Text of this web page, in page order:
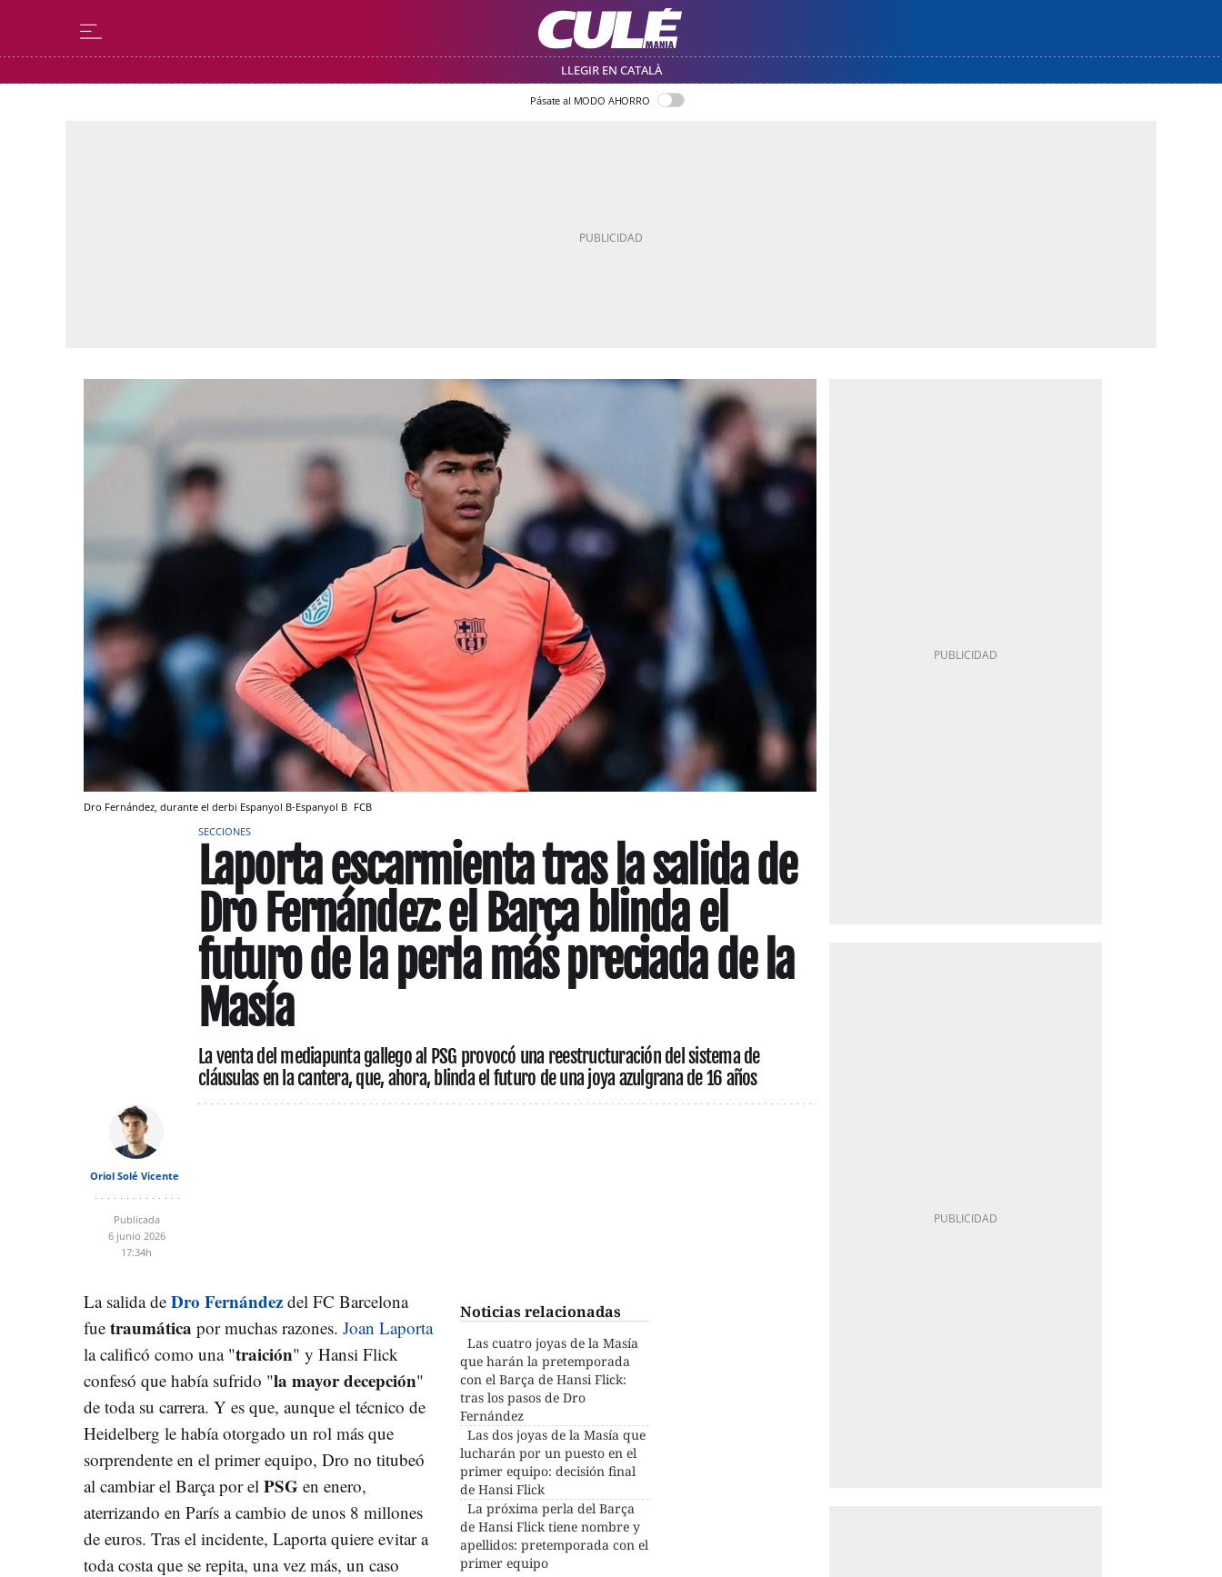
LLEGIR EN CATALÀ
Pásate al MODO AHORRO
Dro Fernández, durante el derbi Espanyol B-Espanyol B FCB
SECCIONES
Laporta escarmienta tras la salida de
Dro Fernández: el Barça blinda el
futuro de la perla más preciada de la
Masía
La venta del mediapunta gallego al PSG provocó una reestructuración del sistema de
cláusulas en la cantera, que, ahora, blinda el futuro de una joya azulgrana de 16 años
Oriol Solé Vicente
Publicada
6 junio 2026
17:34h
Noticias relacionadas
Las cuatro joyas de la Masía
que harán la pretemporada
con el Barça de Hansi Flick:
tras los pasos de Dro
Fernández
Las dos joyas de la Masía que
lucharán por un puesto en el
primer equipo: decisión final
de Hansi Flick
La próxima perla del Barça
de Hansi Flick tiene nombre y
apellidos: pretemporada con el
primer equipo
La salida de Dro Fernández del FC Barcelona
fue traumática por muchas razones. Joan Laporta
la calificó como una "traición" y Hansi Flick
confesó que había sufrido "la mayor decepción"
de toda su carrera. Y es que, aunque el técnico de
Heidelberg le había otorgado un rol más que
sorprendente en el primer equipo, Dro no titubeó
al cambiar el Barça por el PSG en enero,
aterrizando en París a cambio de unos 8 millones
de euros. Tras el incidente, Laporta quiere evitar a
toda costa que se repita, una vez más, un caso